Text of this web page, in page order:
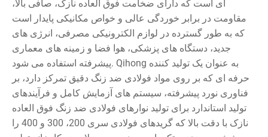
ای است که دارای ضخامت فوق العاده نازک، صافی بالا،
مقاومت در برابر خوردگی عالی و خواص مکانیکی پایدار است
که به طور گسترده در لوازم الکترونیکی مصرفی، انرژی های
جدید، دستگاه های پزشکی، هوا فضا و زمینه های معماری
پیشرفته استفاده می شود. Qihong به عنوان یک تولید کننده
حرفه ای که بر روی مواد فولادی ضد زنگ دقیق تمرکز دارد، بر
فناوری نورد پیشرفته، سیستم های آزمایش کامل و فرآیندهای
تولید استاندارد برای تولید نوارهای فولادی ضد زنگ فوق العاده
نازک با دقت بالا که گریدهای فولادی سری 200، 300 و 400 را